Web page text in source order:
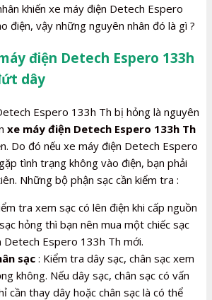
khiến xe máy điện Detech Espero
điện, vậy những nguyên nhân đó là gì ?
điện Detech Espero 133h
dây
Espero 133h Th bị hỏng là nguyên
xe máy điện Detech Espero 133h Th
Do đó nếu xe máy điện Detech Espero
tình trạng không vào điện, bạn phải
Những bộ phận sạc cần kiểm tra :
tra xem sạc có lên điện khi cấp nguồn
hỏng thì bạn nên mua một chiếc sạc
Detech Espero 133h Th mới.
sạc : Kiểm tra dây sạc, chân sạc xem
không. Nếu dây sạc, chân sạc có vấn
cần thay dây hoặc chân sạc là có thể